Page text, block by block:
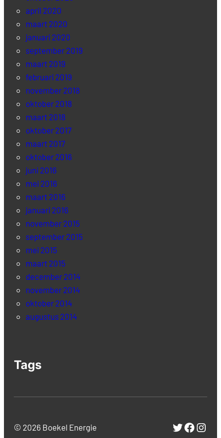
april 2020
maart 2020
januari 2020
september 2019
maart 2019
februari 2019
november 2018
oktober 2018
maart 2018
oktober 2017
maart 2017
oktober 2016
juni 2016
mei 2016
maart 2016
januari 2016
november 2015
september 2015
mei 2015
maart 2015
december 2014
november 2014
oktober 2014
augustus 2014
Tags
© 2026 Boekel Energie Twitter